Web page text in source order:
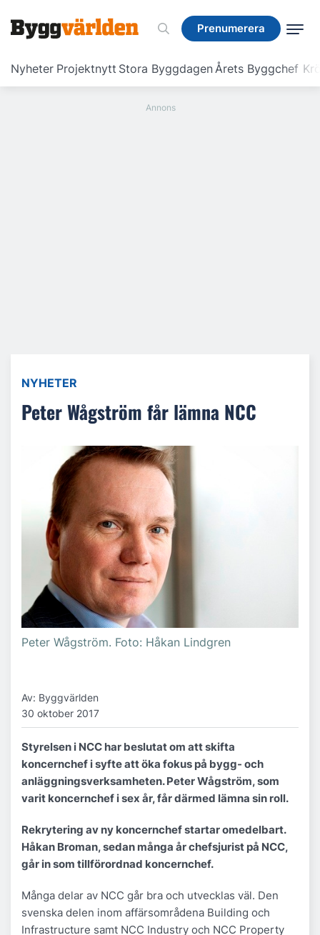
Prenumerera
Nyheter Projektnytt Stora ByggdagenÅrets Byggchef
Prenumerera
NYHETER
Peter Wågström får lämna NCC
Peter Wågström. Foto: Håkan Lindgren
Av: Byggvärlden
30 oktober 2017
Styrelsen i NCC har beslutat om att skifta
koncernchef i syfte att öka fokus på bygg- och
anläggningsverksamheten. Peter Wågström, som
varit koncernchef i sex år, får därmed lämna sin roll.
Rekrytering av ny koncernchef startar omedelbart.
Håkan Broman, sedan många år chefsjurist på NCC,
går in som tillförordnad koncernchef.
Många delar av NCC går bra och utvecklas väl. Den
svenska delen inom affärsområdena Building och
Infrastructure samt NCC Industry och NCC Property